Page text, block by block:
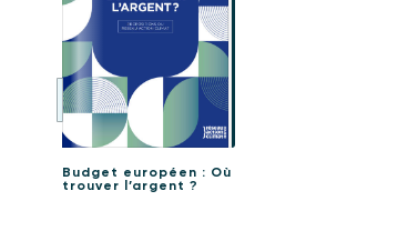
Budget européen : Où
trouver l’argent ?